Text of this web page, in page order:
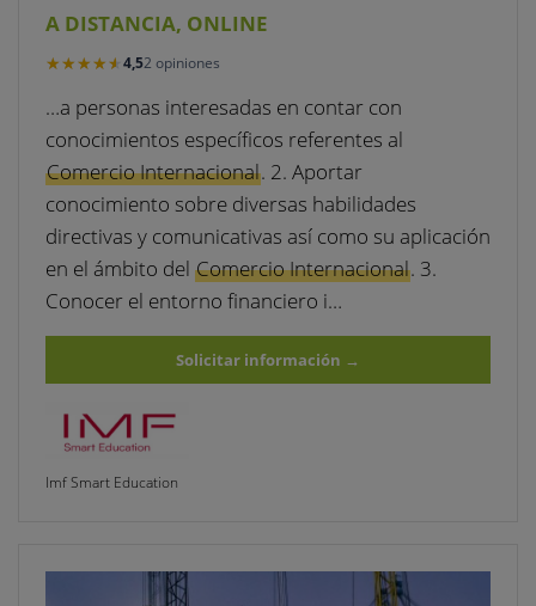
A DISTANCIA, ONLINE
★★★★★
★★★★★ 4,52 opiniones
…a personas interesadas en contar con
conocimientos específicos referentes al
Comercio Internacional. 2. Aportar
conocimiento sobre diversas habilidades
directivas y comunicativas así como su aplicación
en el ámbito del Comercio Internacional. 3.
Conocer el entorno financiero i…
Solicitar información →
Imf Smart Education